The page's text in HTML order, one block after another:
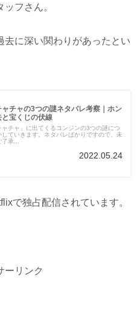
フさん。
に深い関わりがあったとい
チャの3つの謎ネタバレ考察｜ホン
宝くじの伏線
ャチャ」に出てくるコンジンの3つの謎につ
していきます。ネタバレばかりですので、未
承...
2022.05.24
で独占配信されています。
ーリンク